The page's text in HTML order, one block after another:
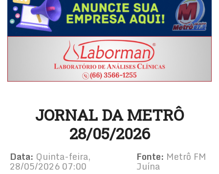
JORNAL DA METRÔ
28/05/2026
Data: Quinta-feira,
28/05/2026 07:00
Fonte: Metrô FM
Juína